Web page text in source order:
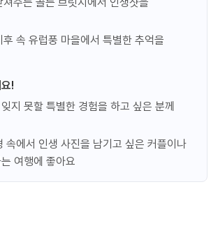
속 유럽풍 마을에서 특별한 추억을
!
지 못할 특별한 경험을 하고 싶은 분께
속에서 인생 사진을 남기고 싶은 커플이나
여행에 좋아요